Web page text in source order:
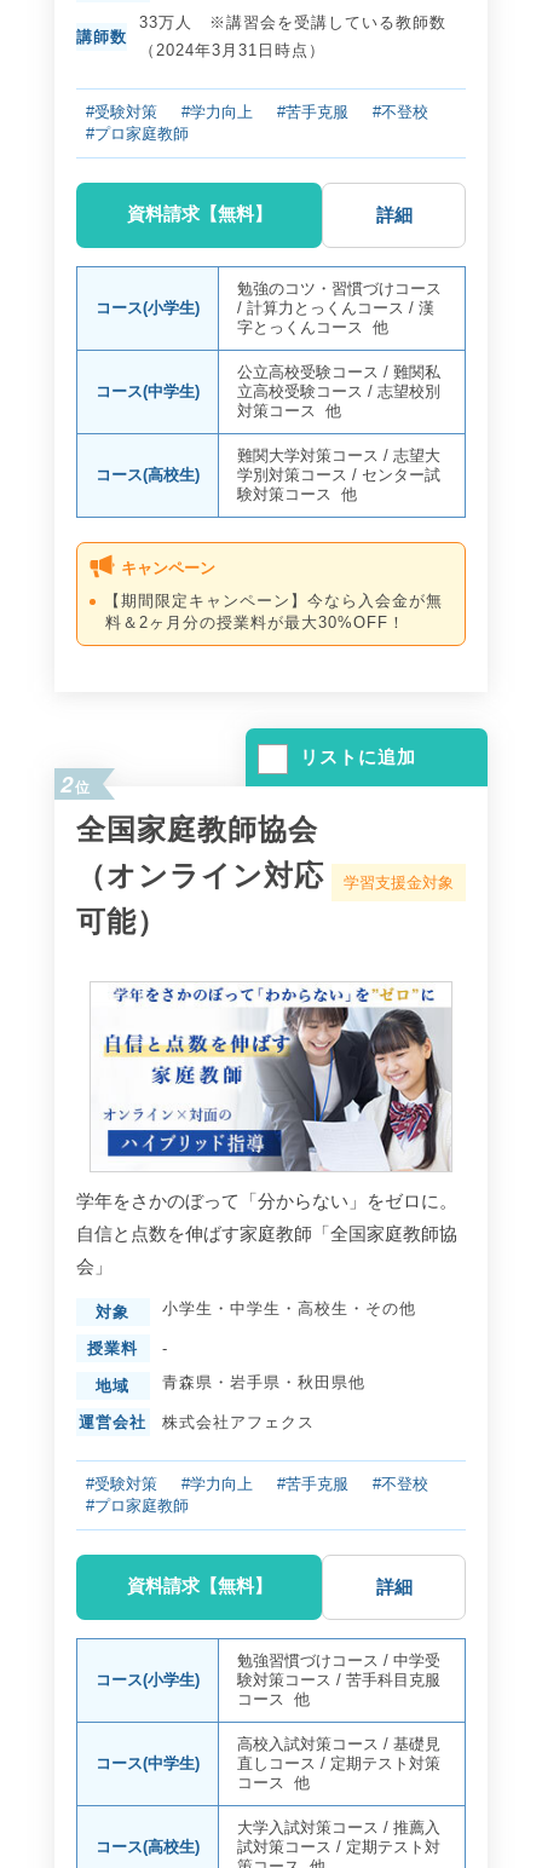
講師数
33万人 ※講習会を受講している教師数
（2024年3月31日時点）
#受験対策 #学力向上 #苦手克服
#不登校
#プロ家庭教師
資料請求【無料】 詳細
コース(小学生)
勉強のコツ・習慣づけコース
/計算力とっくんコース /漢
字とっくんコース 他
コース(中学生)
公立高校受験コース /難関私
立高校受験コース /志望校別
対策コース 他
コース(高校生)
難関大学対策コース /志望大
学別対策コース /センター試
験対策コース 他
キャンペーン
【期間限定キャンペーン】今なら入会金が無
料＆2ヶ月分の授業料が最大30%OFF！
リストに追加
2位
全国家庭教師協会
（オンライン対応
可能）
学習支援金対象
学年をさかのぼって「分からない」をゼロに。
自信と点数を伸ばす家庭教師「全国家庭教師協
会」
対象 小学生 ・ 中学生 ・ 高校生 ・ その他
授業料 -
地域 青森県 ・ 岩手県 ・ 秋田県他
運営会社 株式会社アフェクス
#受験対策 #学力向上 #苦手克服
#不登校
#プロ家庭教師
資料請求【無料】 詳細
コース(小学生)
勉強習慣づけコース /中学受
験対策コース /苦手科目克服
コース 他
コース(中学生)
高校入試対策コース /基礎見
直しコース /定期テスト対策
コース 他
コース(高校生)
大学入試対策コース /推薦入
試対策コース /定期テスト対